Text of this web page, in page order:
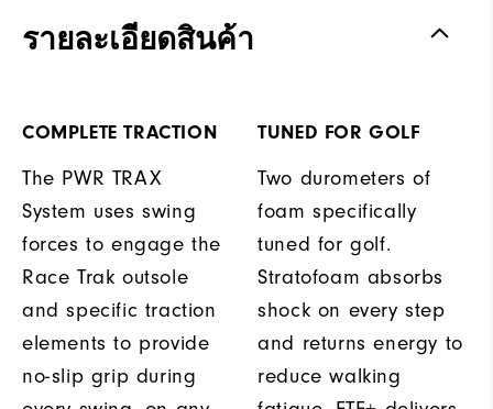
รายละเอียดสินค้า
COMPLETE TRACTION
The PWR TRAX
System uses swing
forces to engage the
Race Trak outsole
and specific traction
elements to provide
no-slip grip during
TUNED FOR GOLF
Two durometers of
foam specifically
tuned for golf.
Stratofoam absorbs
shock on every step
and returns energy to
reduce walking